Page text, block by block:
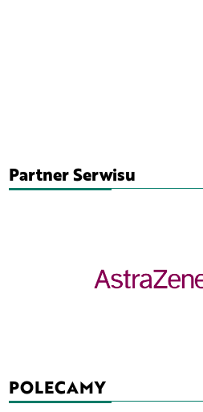
Partner Serwisu
POLECAMY